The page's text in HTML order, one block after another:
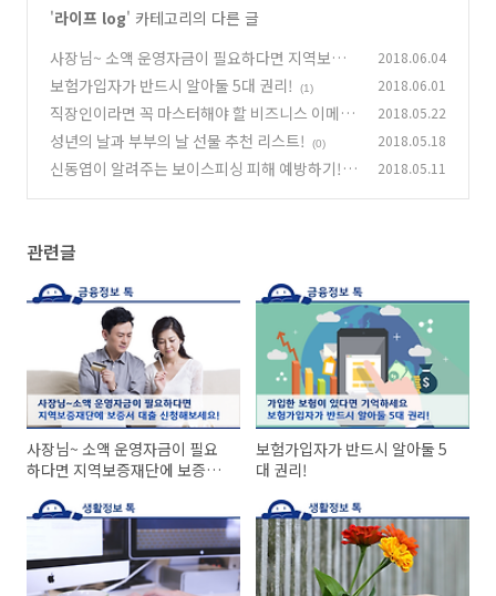
'라이프 log' 카테고리의 다른 글
사장님~ 소액 운영자금이 필요하다면 지역보증
재단에 보증서 대출 신청해보세요!
(0)
2018.06.04
보험가입자가 반드시 알아둘 5대 권리! (1) 2018.06.01
직장인이라면 꼭 마스터해야 할 비즈니스 이메일
에티켓!
(0)
2018.05.22
성년의 날과 부부의 날 선물 추천 리스트! (0) 2018.05.18
신동엽이 알려주는 보이스피싱 피해 예방하기! 2018.05.11
관련글
사장님~ 소액 운영자금이 필요
하다면 지역보증재단에 보증서
보험가입자가 반드시 알아둘 5
대 권리!